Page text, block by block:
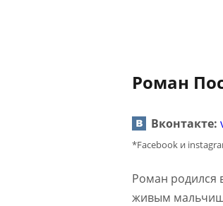
Роман
Вконтакте:
*Facebook и
Роман родился
живым